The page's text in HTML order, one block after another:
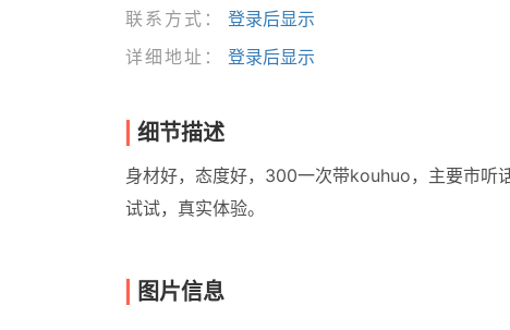
联系方式：
登录后显示
详细地址：
登录后显示
细节描述
身材好，态度好，300一次带kouhuo，主要市听
试试，真实体验。
图片信息